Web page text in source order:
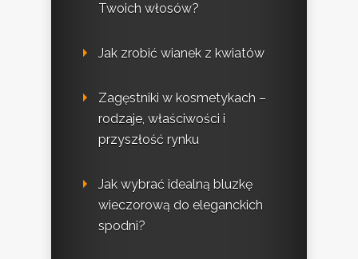
Twoich włosów?
Jak zrobić wianek z kwiatów
Zagęstniki w kosmetykach –
rodzaje, właściwości i
przyszłość rynku
Jak wybrać idealną bluzkę
wieczorową do eleganckich
spodni?